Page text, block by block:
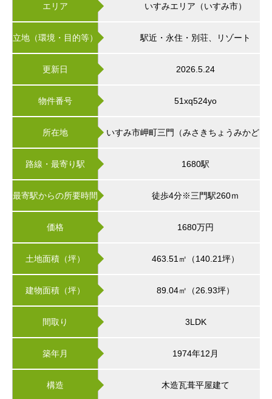
エリア いすみエリア（いすみ市）
立地（環境・目的等） 駅近・永住・別荘、リゾート
更新日 2026.5.24
物件番号 51xq524yo
所在地 いすみ市岬町三門（みさきちょうみかど）
路線・最寄り駅 1680駅
最寄駅からの所要時間 徒歩4分※三門駅260ｍ
価格 1680万円
土地面積（坪） 463.51㎡（140.21坪）
建物面積（坪） 89.04㎡（26.93坪）
間取り 3LDK
築年月 1974年12月
構造 木造瓦葺平屋建て